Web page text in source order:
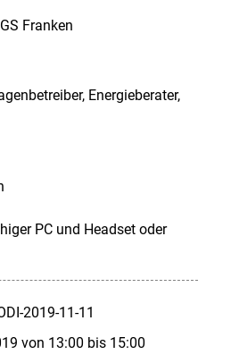
Franken
Energieberater,
PC und Headset oder
2019-11-11
von 13:00 bis 15:00